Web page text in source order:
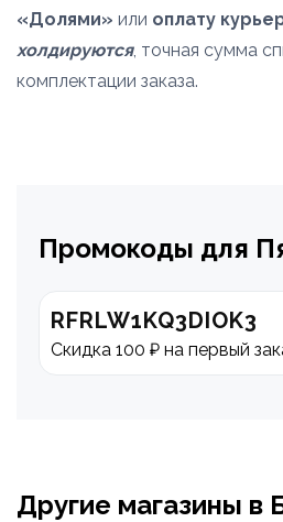
«Долями» или оплату
холдируются, точная сумма
комплектации заказа.
Промокоды для
RFRLW1KQ3DIOK3
Скидка 100 ₽ на первый
Другие магазины в